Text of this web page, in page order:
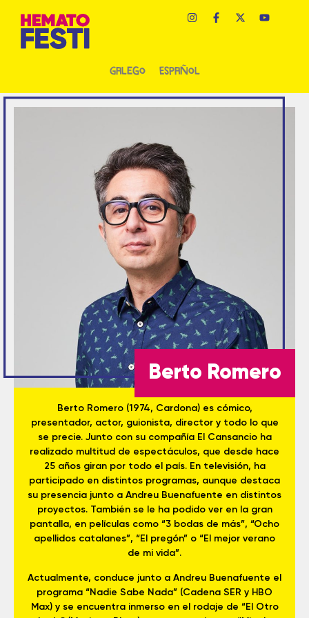
Galego Español
Berto Romero
Berto Romero (1974, Cardona) es cómico,
presentador, actor, guionista, director y todo lo que
se precie. Junto con su compañía El Cansancio ha
realizado multitud de espectáculos, que desde hace
25 años giran por todo el país. En televisión, ha
participado en distintos programas, aunque destaca
su presencia junto a Andreu Buenafuente en distintos
proyectos. También se le ha podido ver en la gran
pantalla, en películas como “3 bodas de más”, “Ocho
apellidos catalanes”, “El pregón” o “El mejor verano
de mi vida”.
Actualmente, conduce junto a Andreu Buenafuente el
programa “Nadie Sabe Nada” (Cadena SER y HBO
Max) y se encuentra inmerso en el rodaje de “El Otro